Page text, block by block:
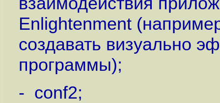
Enlightenment
создавать визуально
программы);
- conf2;